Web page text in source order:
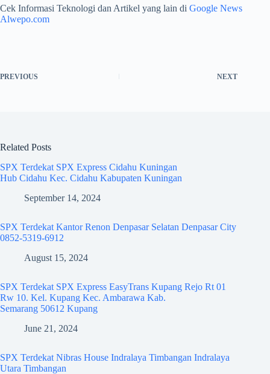
Cek Informasi Teknologi dan Artikel yang lain di Google News
Alwepo.com
PREVIOUS NEXT
Related Posts
SPX Terdekat SPX Express Cidahu Kuningan
Hub Cidahu Kec. Cidahu Kabupaten Kuningan
September 14, 2024
SPX Terdekat Kantor Renon Denpasar Selatan Denpasar City
0852-5319-6912
August 15, 2024
SPX Terdekat SPX Express EasyTrans Kupang Rejo Rt 01
Rw 10. Kel. Kupang Kec. Ambarawa Kab.
Semarang 50612 Kupang
June 21, 2024
SPX Terdekat Nibras House Indralaya Timbangan Indralaya
Utara Timbangan